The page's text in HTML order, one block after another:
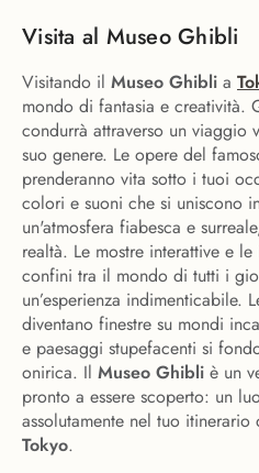
Visita al Museo Ghibli
Visitando il Museo Ghibli a
mondo di fantasia e creatività.
condurrà attraverso un viaggio
suo genere. Le opere del
prenderanno vita sotto i tuoi
colori e suoni che si uniscono
un'atmosfera fiabesca e
realtà. Le mostre interattive e
confini tra il mondo di tutti i
un’esperienza indimenticabile.
diventano finestre su mondi
e paesaggi stupefacenti si
onirica. Il Museo Ghibli è un
pronto a essere scoperto: un
assolutamente nel tuo itinerario
Tokyo.